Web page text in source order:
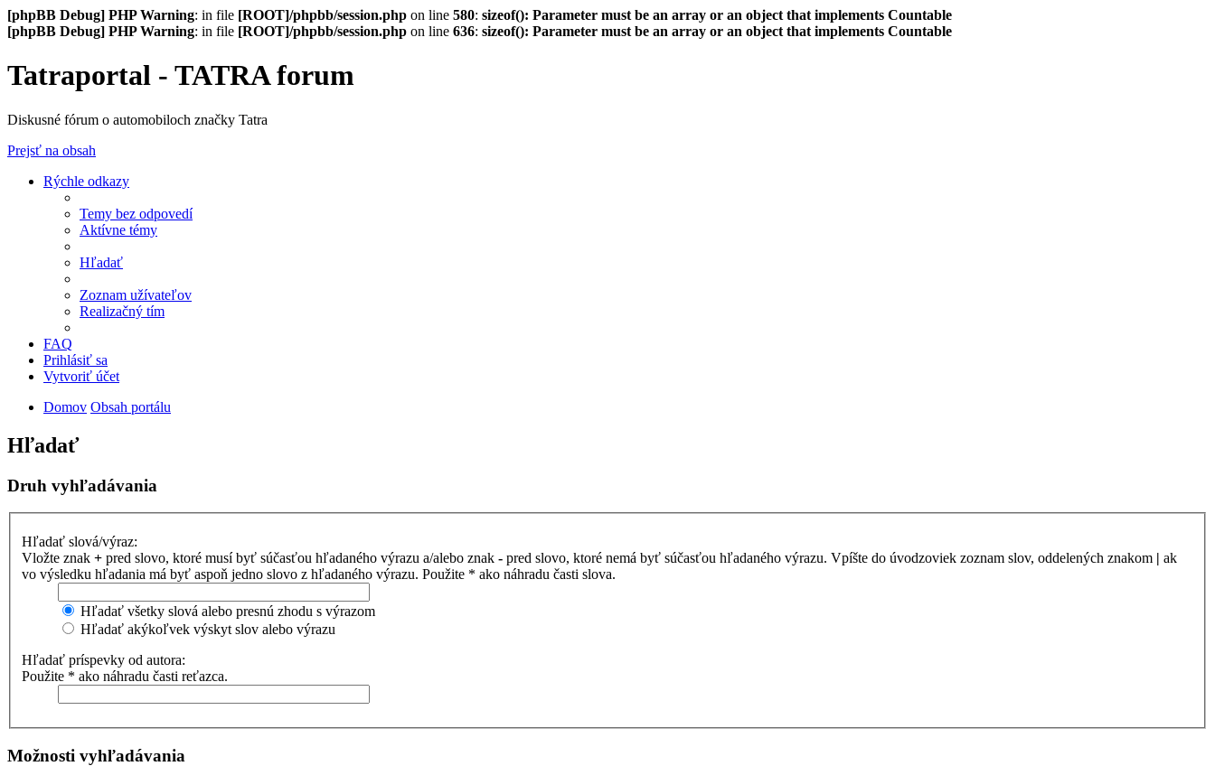
[phpBB Debug] PHP Warning: in file [ROOT]/phpbb/session.php on line 580: sizeof(): Parameter must be an array or an object that implements Countable
[phpBB Debug] PHP Warning: in file [ROOT]/phpbb/session.php on line 636: sizeof(): Parameter must be an array or an object that implements Countable
Tatraportal - TATRA forum
Diskusné fórum o automobiloch značky Tatra
Prejsť na obsah
Rýchle odkazy
Temy bez odpovedí
Aktívne témy
Hľadať
Zoznam užívateľov
Realizačný tím
FAQ
Prihlásiť sa
Vytvoriť účet
Domov Obsah portálu
Hľadať
Druh vyhľadávania
Hľadať slová/výraz:
Vložte znak + pred slovo, ktoré musí byť súčasťou hľadaného výrazu a/alebo znak - pred slovo, ktoré nemá byť súčasťou hľadaného výrazu. Vpíšte do úvodzoviek zoznam slov, oddelených znakom | ak
vo výsledku hľadania má byť aspoň jedno slovo z hľadaného výrazu. Použite * ako náhradu časti slova.
Hľadať všetky slová alebo presnú zhodu s výrazom
Hľadať akýkoľvek výskyt slov alebo výrazu
Hľadať príspevky od autora:
Použite * ako náhradu časti reťazca.
Možnosti vyhľadávania